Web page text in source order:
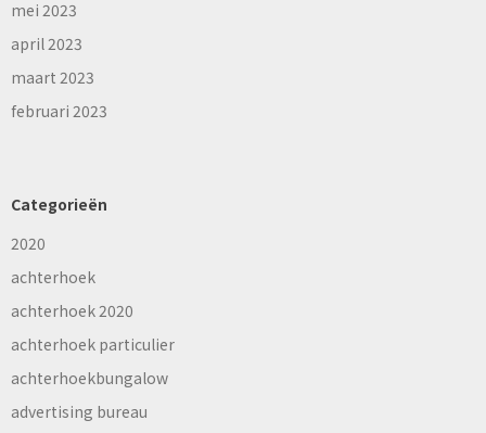
mei 2023
april 2023
maart 2023
februari 2023
Categorieën
2020
achterhoek
achterhoek 2020
achterhoek particulier
achterhoekbungalow
advertising bureau